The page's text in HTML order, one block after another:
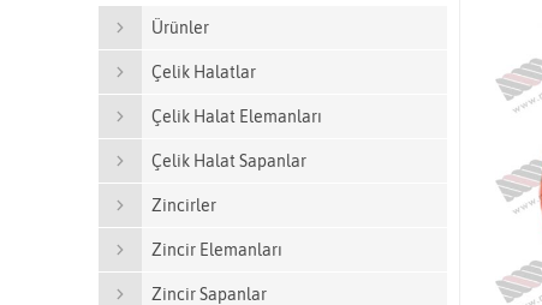
Ürünler
Çelik Halatlar
Çelik Halat Elemanları
Çelik Halat Sapanlar
Zincirler
Zincir Elemanları
Zincir Sapanlar